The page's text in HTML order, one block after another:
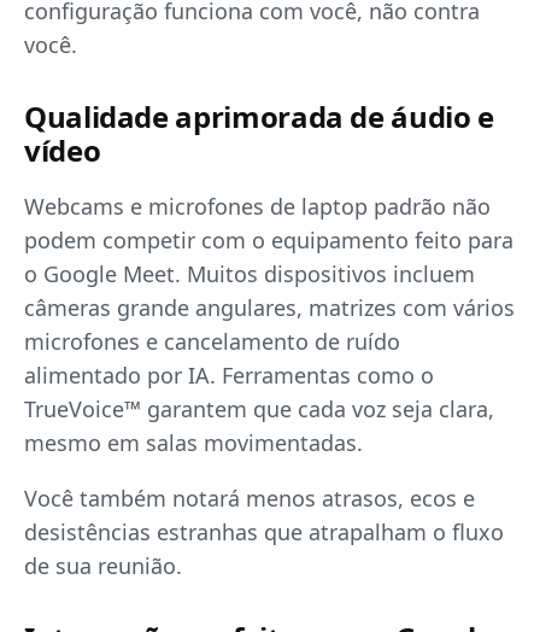
configuração funciona com você, não contra
você.
Qualidade aprimorada de áudio e
vídeo
Webcams e microfones de laptop padrão não
podem competir com o equipamento feito para
o Google Meet. Muitos dispositivos incluem
câmeras grande angulares, matrizes com vários
microfones e cancelamento de ruído
alimentado por IA. Ferramentas como o
TrueVoice™ garantem que cada voz seja clara,
mesmo em salas movimentadas.
Você também notará menos atrasos, ecos e
desistências estranhas que atrapalham o fluxo
de sua reunião.